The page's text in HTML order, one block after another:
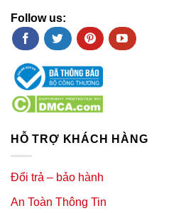
Follow us:
HỖ TRỢ KHÁCH HÀNG
Đổi trả – bảo hành
An Toàn Thông Tin